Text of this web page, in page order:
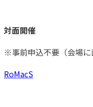
対面開催
※事前申込不要（会場に
RoMacS